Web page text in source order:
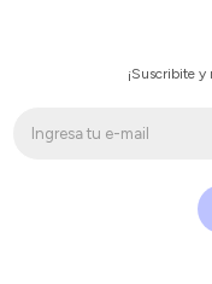
¡Suscribite y